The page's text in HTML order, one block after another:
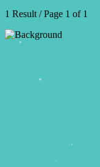
1 Result / Page 1 of 1